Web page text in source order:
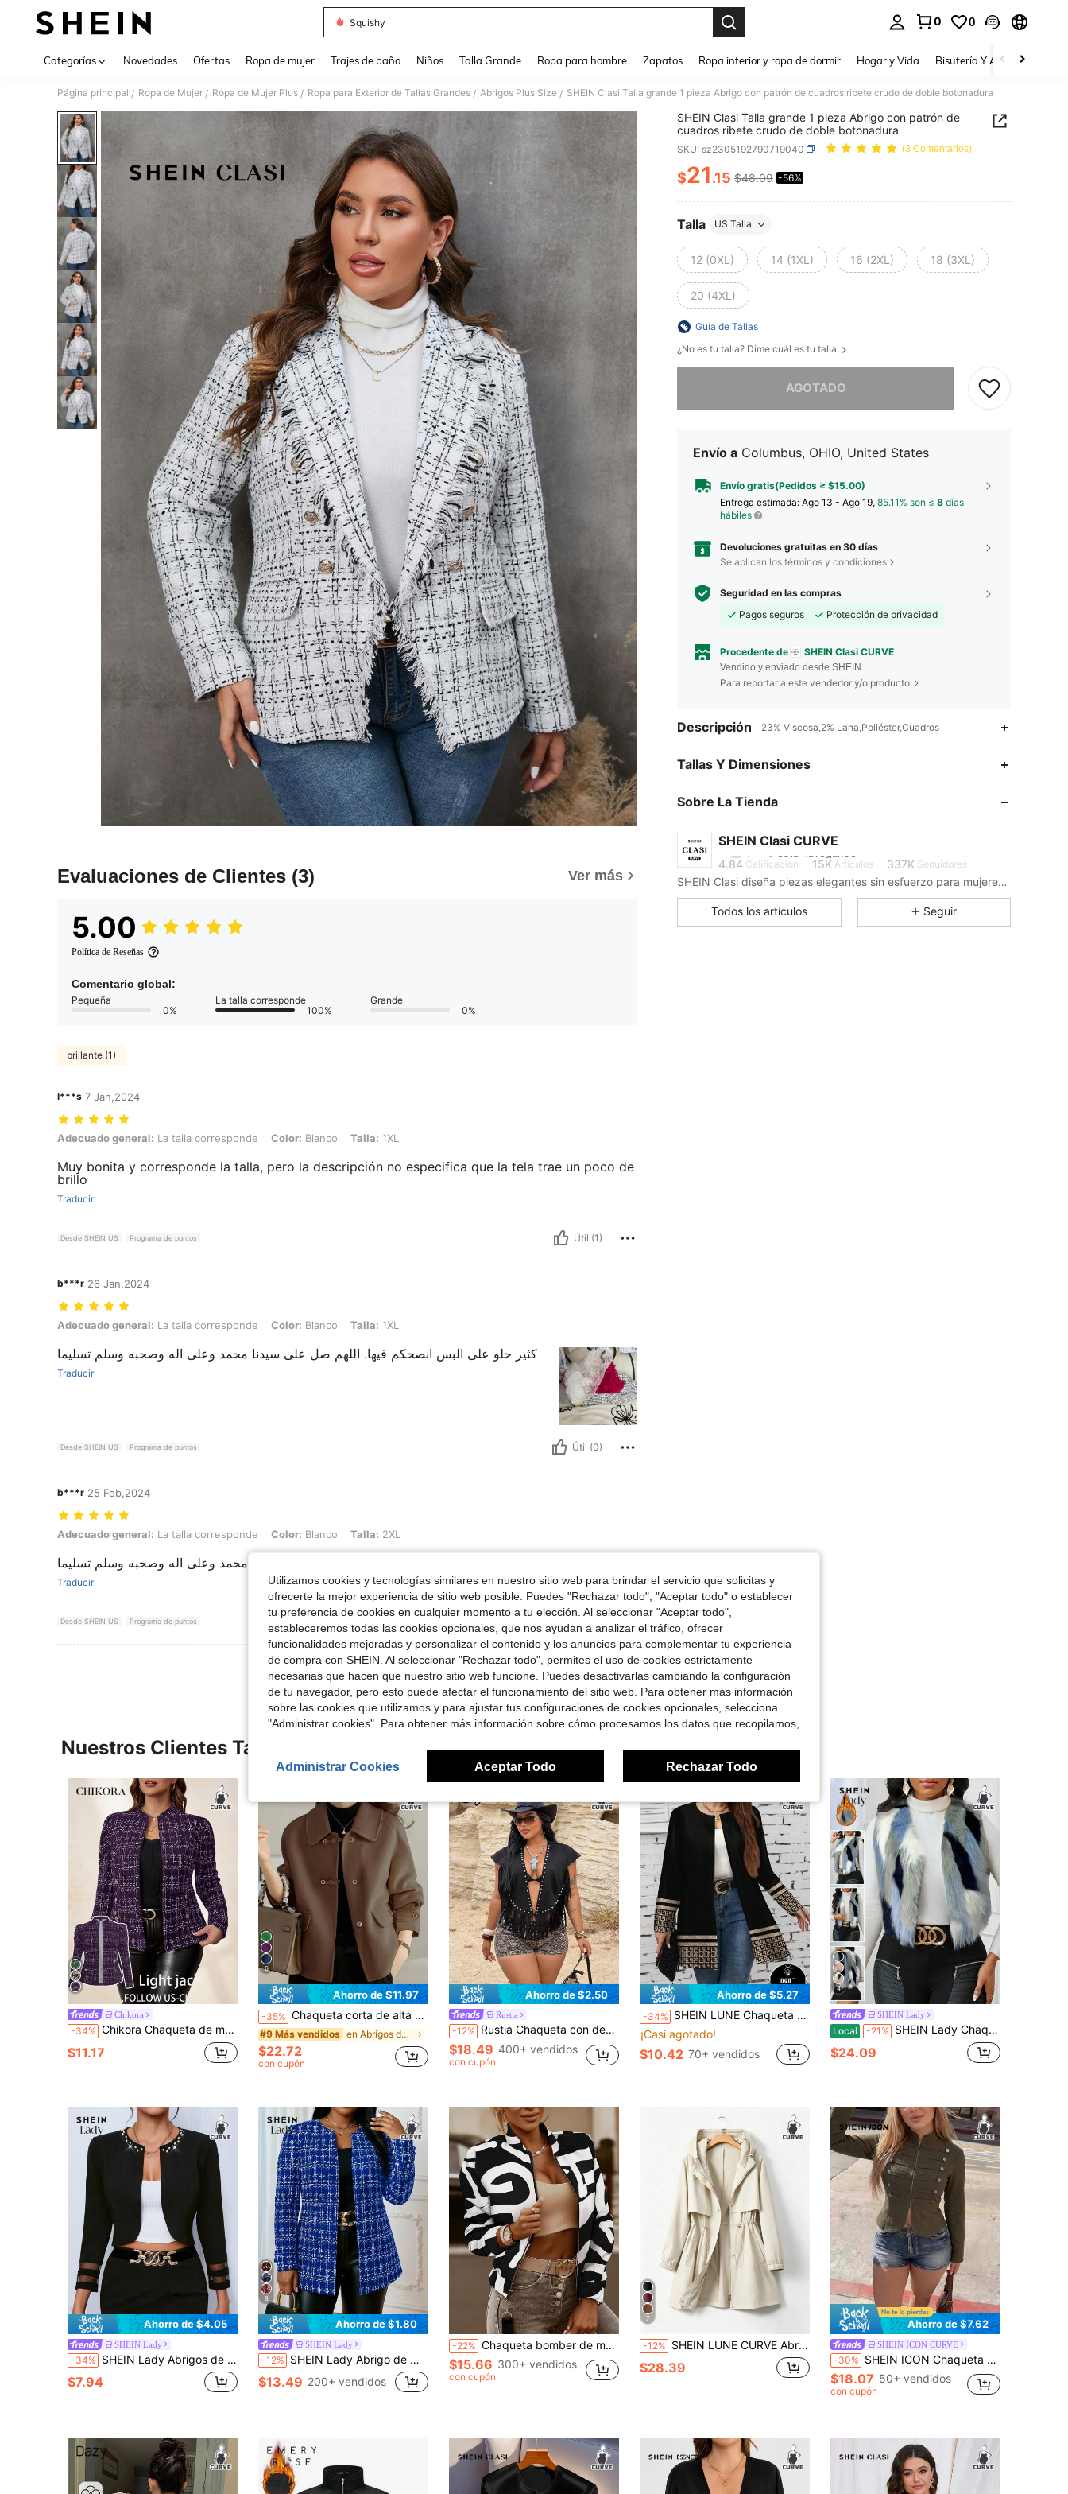
Squishy
0 0
Categorías Novedades Ofertas Ropa de mujer Trajes de baño Niños Talla Grande Ropa para hombre Zapatos Ropa interior y ropa de dormir Hogar y Vida Bisutería Y Accesorios
Página principal / Ropa de Mujer / Ropa de Mujer Plus / Ropa para Exterior de Tallas Grandes / Abrigos Plus Size / SHEIN Clasi Talla grande 1 pieza Abrigo con patrón de cuadros ribete crudo de doble botonadura
Evaluaciones de Clientes (3) Ver más
5.00
Política de Reseñas
Comentario global:
Pequeña
0%
La talla corresponde
100%
Grande
0%
brillante (1)
l***s 7 Jan,2024
Adecuado general: La talla corresponde, Color: Blanco, Talla: 1XL
Adecuado general: La talla corresponde Color: Blanco Talla: 1XL
Muy bonita y corresponde la talla, pero la descripción no especifica que la tela trae un poco de
brillo
Traducir
Desde SHEIN US Programa de puntos Útil (1)
b***r 26 Jan,2024
Adecuado general: La talla corresponde, Color: Blanco, Talla: 1XL
Adecuado general: La talla corresponde Color: Blanco Talla: 1XL
كثير حلو على البس انصحكم فيها. اللهم صل على سيدنا محمد وعلى اله وصحبه وسلم تسليما
Traducir
Desde SHEIN US Programa de puntos Útil (0)
b***r 25 Feb,2024
Adecuado general: La talla corresponde, Color: Blanco, Talla: 2XL
Adecuado general: La talla corresponde Color: Blanco Talla: 2XL
كثير حلو اللهم صل على سيدنا محمد وعلى اله وصحبه وسلم تسليما
Traducir
Desde SHEIN US Programa de puntos
SHEIN Clasi Talla grande 1 pieza Abrigo con patrón de
cuadros ribete crudo de doble botonadura
SKU: sz2305192790719040 (3 Comentarios)
PRICE AND AVAILABILITY
$21.15 $48.09 -56%
Talla US Talla
12 (0XL) 14 (1XL) 16 (2XL) 18 (3XL)
20 (4XL)
Guía de Tallas
¿No es tu talla? Dime cuál es tu talla
AGOTADO
Lo sentimos, este producto está agotado.
Envío a Columbus, OHIO, United States
Envío gratis(Pedidos ≥ $15.00)
Entrega estimada: Ago 13 - Ago 19, 85.11% son ≤ 8 días
hábiles
Devoluciones gratuitas en 30 días
Se aplican los términos y condiciones
Seguridad en las compras
Pagos seguros
Protección de privacidad
Procedente de SHEIN Clasi CURVE
Vendido y enviado desde SHEIN.
Para reportar a este vendedor y/o producto
Descripción 23% Viscosa,2% Lana,Poliéster,Cuadros
Tallas Y Dimensiones
Sobre La Tienda
SHEIN Clasi CURVE
4.84
r***0 está navegando
4.84 Calificación 15K Artículos 337K Seguidores
4.84 337K
SHEIN Clasi diseña piezas elegantes sin esfuerzo para mujeres que buscan un look exclusivo.
Todos los artículos Seguir
Nuestros Clientes También Vieron
Chikora
-34% Chikora Chaqueta de mujer de talla grande con hebilla metálica y textura de tweed, elegante y versátil para uso diario, negocios, transporte, otoño e invierno
$11.17
6
Ahorro de $11.97
-35% Chaqueta corta de alta calidad con solapa retro y abotonadura sencilla para mujer de talla grande, camisa vintage chic de manga larga y corte holgado casual, abrigo de lana de otoño para talla grande
#9 Más vendidos en Abrigos de talla grande
$22.72
con cupón
Ahorro de $2.50
Rustia
-12% Rustia Chaqueta con decoración de cuentas y flecos en el bajo, de moda y sexy para tallas grandes
$18.49 400+ vendidos
con cupón
Ahorro de $5.27
-34% SHEIN LUNE Chaqueta delgada de mujer talla grande con estampado geométrico minimalista y casual
¡Casi agotado!
$10.42 70+ vendidos
4
SHEIN Lady
Local -21% SHEIN Lady Chaqueta sin mangas con bloques de color de moda para talla grande, otoño/invierno
$24.09
Ahorro de $4.05
SHEIN Lady
-34% SHEIN Lady Abrigos de talla grande de cuello redondo de punto elegantes y casuales, con cuentas, de manga larga, negro, para otoño e invierno
$7.94
8
Ahorro de $1.80
SHEIN Lady
-12% SHEIN Lady Abrigo de mujer talla grande elegante con estampado de cuadros, de apertura frontal, para uso de negocios
$13.49 200+ vendidos
-22% Chaqueta bomber de manga larga con estampado abstracto de talla grande, chaqueta de béisbol con cremallera y cuello para mujer, de longitud regular, casual y blanca para primavera
$15.66 300+ vendidos
con cupón
7
-12% SHEIN LUNE CURVE Abrigo gabardina con capucha y cintura ceñida para mujer talla grande, estilo coreano, casual, elegante, juvenil, holgado, premium, ropa de verano para mujer
$28.39
Ahorro de $7.62
SHEIN ICON CURVE
-30% SHEIN ICON Chaqueta de moda callejera de manga larga con cremallera y doble botonadura para mujer talla grande
$18.07 50+ vendidos
con cupón
Utilizamos cookies y tecnologías similares en nuestro sitio web para brindar el servicio que solicitas y
ofrecerte la mejor experiencia de sitio web posible. Puedes "Rechazar todo", "Aceptar todo" o establecer
tu preferencia de cookies en cualquier momento a tu elección. Al seleccionar "Aceptar todo",
estableceremos todas las cookies opcionales, que nos ayudan a analizar el tráfico, ofrecer
funcionalidades mejoradas y personalizar el contenido y los anuncios para complementar tu experiencia
de compra con SHEIN. Al seleccionar "Rechazar todo", permites el uso de cookies estrictamente
necesarias que hacen que nuestro sitio web funcione. Puedes desactivarlas cambiando la configuración
de tu navegador, pero esto puede afectar el funcionamiento del sitio web. Para obtener más información
sobre las cookies que utilizamos y para ajustar tus configuraciones de cookies opcionales, selecciona
"Administrar cookies". Para obtener más información sobre cómo procesamos los datos que recopilamos,
Administrar Cookies Aceptar Todo Rechazar Todo